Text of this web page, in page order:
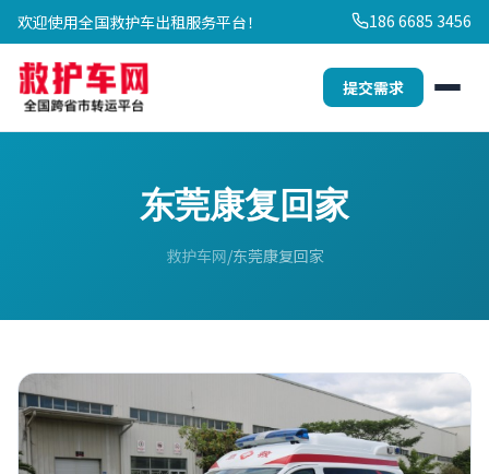
欢迎使用全国救护车出租服务平台！ 186 6685 3456
提交需求
东莞康复回家
救护车网 东莞康复回家